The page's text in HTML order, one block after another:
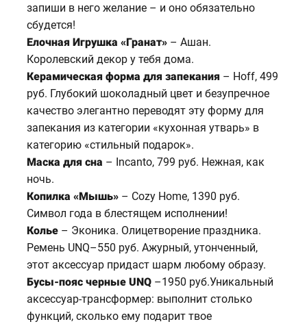
запиши в него желание – и оно обязательно
сбудется!
Елочная Игрушка «Гранат»– Ашан.
Королевский декор у тебя дома.
Керамическая форма для запекания – Hoff, 499
руб. Глубокий шоколадный цвет и безупречное
качество элегантно переводят эту форму для
запекания из категории «кухонная утварь» в
категорию «стильный подарок».
Маска для сна – Incanto, 799 руб. Нежная, как
ночь.
Копилка «Мышь»– Cozy Home, 1390 руб.
Символ года в блестящем исполнении!
Колье– Эконика. Олицетворение праздника.
Ремень UNQ–550 руб. Ажурный, утонченный,
этот аксессуар придаст шарм любому образу.
Бусы-пояс черные UNQ –1950 руб.Уникальный
аксессуар-трансформер: выполнит столько
функций, сколько ему подарит твое